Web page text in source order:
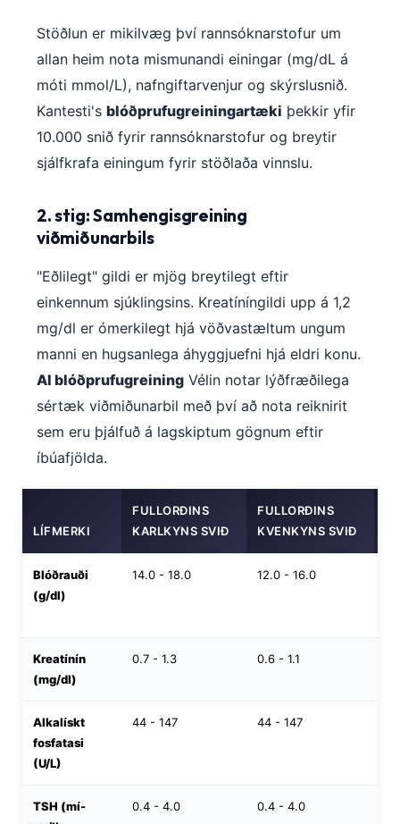
Stöðlun er mikilvæg því rannsóknarstofur um
allan heim nota mismunandi einingar (mg/dL á
móti mmol/L), nafngiftarvenjur og skýrslusnið.
Kantesti's blóðprufugreiningartæki þekkir yfir
10.000 snið fyrir rannsóknarstofur og breytir
sjálfkrafa einingum fyrir stöðlaða vinnslu.
2. stig: Samhengisgreining
viðmiðunarbils
"Eðlilegt" gildi er mjög breytilegt eftir
einkennum sjúklingsins. Kreatíníngildi upp á 1,2
mg/dl er ómerkilegt hjá vöðvastæltum ungum
manni en hugsanlega áhyggjuefni hjá eldri konu.
AI blóðprufugreining Vélin notar lýðfræðilega
sértæk viðmiðunarbil með því að nota reiknirit
sem eru þjálfuð á lagskiptum gögnum eftir
íbúafjölda.
LÍFMERKI
FULLORÐINS
KARLKYNS SVIÐ
FULLORÐINS
KVENKYNS SVIÐ
Blóðrauði
(g/dl)
14.0 - 18.0 12.0 - 16.0
Kreatínín
(mg/dl)
0.7 - 1.3 0.6 - 1.1
Alkalískt
fosfatasi
(U/L)
44 - 147 44 - 147
TSH (mí-
0.4 - 4.0 0.4 - 4.0